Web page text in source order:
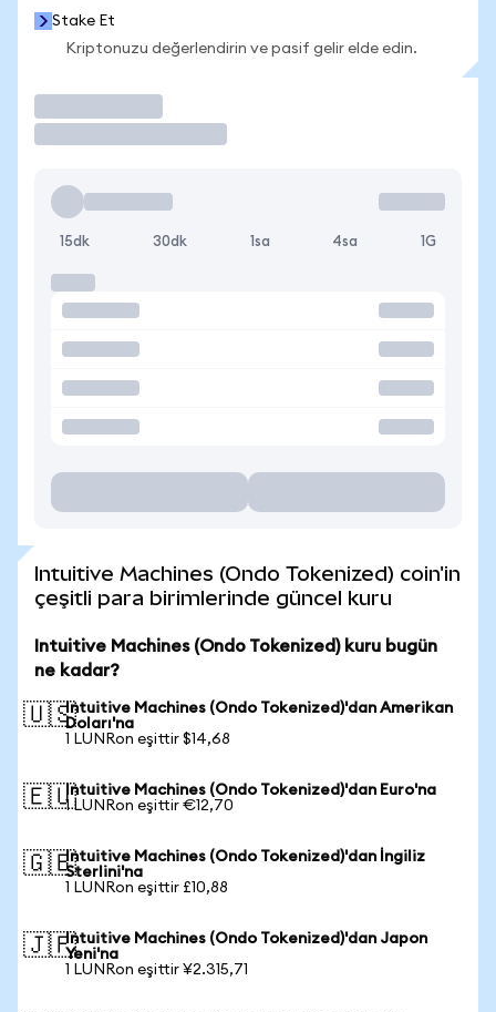
Stake Et
Kriptonuzu değerlendirin ve pasif gelir elde edin.
15dk 30dk 1sa 4sa 1G
Intuitive Machines (Ondo Tokenized) coin'in
çeşitli para birimlerinde güncel kuru
Intuitive Machines (Ondo Tokenized) kuru bugün
ne kadar?
🇺🇸Intuitive Machines (Ondo Tokenized)'dan Amerikan
Doları'na
1 LUNRon eşittir $14,68
🇪🇺Intuitive Machines (Ondo Tokenized)'dan Euro'na
1 LUNRon eşittir €12,70
🇬🇧Intuitive Machines (Ondo Tokenized)'dan İngiliz
Sterlini'na
1 LUNRon eşittir £10,88
🇯🇵Intuitive Machines (Ondo Tokenized)'dan Japon
Yeni'na
1 LUNRon eşittir ¥2.315,71